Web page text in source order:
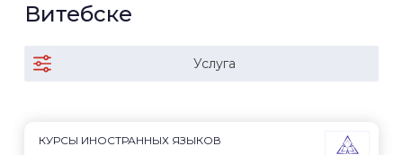
Витебске
Услуга
КУРСЫ ИНОСТРАННЫХ ЯЗЫКОВ